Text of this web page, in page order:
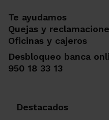
Te ayudamos
Quejas y
Oficinas y cajeros
Desbloqueo banca
950 18 33 13
Destacados